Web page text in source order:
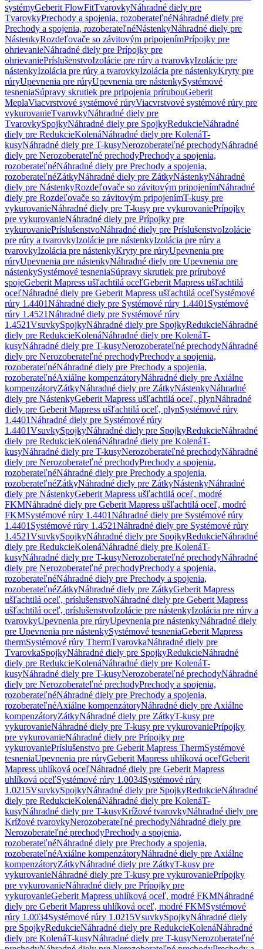
systémyGeberit FlowFitTvarovkyNáhradné diely pre
TvarovkyPrechody a spojenia, rozoberateľnéNáhradné diely pre
Prechody a spojenia, rozoberateľnéNástenkyNáhradné diely pre
NástenkyRozdeľovače so závitovým pripojenímPrípojky pre
ohrievanieNáhradné diely pre Prípojky pre
ohrievaniePríslušenstvoIzolácie pre rúry a tvarovkyIzolácie pre
nástenkyIzolácia pre rúry a tvarovkyIzolácia pre nástenkyKryty pre
rúryUpevnenia pre rúryUpevnenia pre nástenkySystémové
tesneniaSúpravy skrutiek pre pripojenia prírubouGeberit
MeplaViacvrstvové systémové rúryViacvrstvové systémové rúry pre
vykurovanieTvarovkyNáhradné diely pre
TvarovkySpojkyNáhradné diely pre SpojkyRedukcieNáhradné
diely pre RedukcieKolenáNáhradné diely pre KolenáT-
kusyNáhradné diely pre T-kusyNerozoberateľné prechodyNáhradné
diely pre Nerozoberateľné prechodyPrechody a spojenia,
rozoberateľnéNáhradné diely pre Prechody a spojenia,
rozoberateľnéZátkyNáhradné diely pre ZátkyNástenkyNáhradné
diely pre NástenkyRozdeľovače so závitovým pripojenímNáhradné
diely pre Rozdeľovače so závitovým pripojenímT-kusy pre
vykurovanieNáhradné diely pre T-kusy pre vykurovaniePrípojky
pre vykurovanieNáhradné diely pre Prípojky pre
vykurovaniePríslušenstvoNáhradné diely pre PríslušenstvoIzolácie
pre rúry a tvarovkyIzolácie pre nástenkyIzolácia pre rúry a
tvarovkyIzolácia pre nástenkyKryty pre rúryUpevnenia pre
rúryUpevnenia pre nástenkyNáhradné diely pre Upevnenia pre
nástenkySystémové tesneniaSúpravy skrutiek pre prírubové
spojeGeberit Mapress ušľachtilá oceľGeberit Mapress ušľachtilá
oceľNáhradné diely pre Geberit Mapress ušľachtilá oceľSystémové
rúry 1.4401Náhradné diely pre Systémové rúry 1.4401 Systémové
rúry 1.4521Náhradné diely pre Systémové rúry
1.4521VsuvkySpojkyNáhradné diely pre SpojkyRedukcieNáhradné
diely pre RedukcieKolenáNáhradné diely pre KolenáT-
kusyNáhradné diely pre T-kusyNerozoberateľné prechodyNáhradné
diely pre Nerozoberateľné prechodyPrechody a spojenia,
rozoberateľnéNáhradné diely pre Prechody a spojenia,
rozoberateľnéAxiálne kompenzátoryNáhradné diely pre Axiálne
kompenzátoryZátkyNáhradné diely pre ZátkyNástenkyNáhradné
diely pre NástenkyGeberit Mapress ušľachtilá oceľ, plynNáhradné
diely pre Geberit Mapress ušľachtilá oceľ, plynSystémové rúry
1.4401Náhradné diely pre Systémové rúry
1.4401VsuvkySpojkyNáhradné diely pre SpojkyRedukcieNáhradné
diely pre RedukcieKolenáNáhradné diely pre KolenáT-
kusyNáhradné diely pre T-kusyNerozoberateľné prechodyNáhradné
diely pre Nerozoberateľné prechodyPrechody a spojenia,
rozoberateľnéNáhradné diely pre Prechody a spojenia,
rozoberateľnéZátkyNáhradné diely pre ZátkyNástenkyNáhradné
diely pre NástenkyGeberit Mapress ušľachtilá oceľ, modré
FKMNáhradné diely pre Geberit Mapress ušľachtilá oceľ, modré
FKMSystémové rúry 1.4401Náhradné diely pre Systémové rúry
1.4401 Systémové rúry 1.4521Náhradné diely pre Systémové rúry
1.4521VsuvkySpojkyNáhradné diely pre SpojkyRedukcieNáhradné
diely pre RedukcieKolenáNáhradné diely pre KolenáT-
kusyNáhradné diely pre T-kusyNerozoberateľné prechodyNáhradné
diely pre Nerozoberateľné prechodyPrechody a spojenia,
rozoberateľnéNáhradné diely pre Prechody a spojenia,
rozoberateľnéZátkyNáhradné diely pre ZátkyGeberit Mapress
ušľachtilá oceľ, príslušenstvoNáhradné diely pre Geberit Mapress
ušľachtilá oceľ, príslušenstvoIzolácie pre nástenkyIzolácia pre rúry a
tvarovkyUpevnenia pre rúryUpevnenia pre nástenkyNáhradné diely
pre Upevnenia pre nástenkySystémové tesneniaGeberit Mapress
thermSystémové rúry ThermTvarovkaNáhradné diely pre
TvarovkaSpojkyNáhradné diely pre SpojkyRedukcieNáhradné
diely pre RedukcieKolenáNáhradné diely pre KolenáT-
kusyNáhradné diely pre T-kusyNerozoberateľné prechodyNáhradné
diely pre Nerozoberateľné prechodyPrechody a spojenia,
rozoberateľnéNáhradné diely pre Prechody a spojenia,
rozoberateľnéAxiálne kompenzátoryNáhradné diely pre Axiálne
kompenzátoryZátkyNáhradné diely pre ZátkyT-kusy pre
vykurovanieNáhradné diely pre T-kusy pre vykurovaniePrípojky
pre vykurovanieNáhradné diely pre Prípojky pre
vykurovaniePríslušenstvo pre Geberit Mapress ThermSystémové
tesneniaUpevnenia pre rúryGeberit Mapress uhlíková oceľGeberit
Mapress uhlíková oceľNáhradné diely pre Geberit Mapress
uhlíková oceľSystémové rúry 1.0034Systémové rúry
1.0215VsuvkySpojkyNáhradné diely pre SpojkyRedukcieNáhradné
diely pre RedukcieKolenáNáhradné diely pre KolenáT-
kusyNáhradné diely pre T-kusyKrížové tvarovkyNáhradné diely pre
Krížové tvarovkyNerozoberateľné prechodyNáhradné diely pre
Nerozoberateľné prechodyPrechody a spojenia,
rozoberateľnéNáhradné diely pre Prechody a spojenia,
rozoberateľnéAxiálne kompenzátoryNáhradné diely pre Axiálne
kompenzátoryZátkyNáhradné diely pre ZátkyT-kusy pre
vykurovanieNáhradné diely pre T-kusy pre vykurovaniePrípojky
pre vykurovanieNáhradné diely pre Prípojky pre
vykurovanieGeberit Mapress uhlíková oceľ, modré FKMNáhradné
diely pre Geberit Mapress uhlíková oceľ, modré FKMSystémové
rúry 1.0034Systémové rúry 1.0215VsuvkySpojkyNáhradné diely
pre SpojkyRedukcieNáhradné diely pre RedukcieKolenáNáhradné
diely pre KolenáT-kusyNáhradné diely pre T-kusyNerozoberateľné